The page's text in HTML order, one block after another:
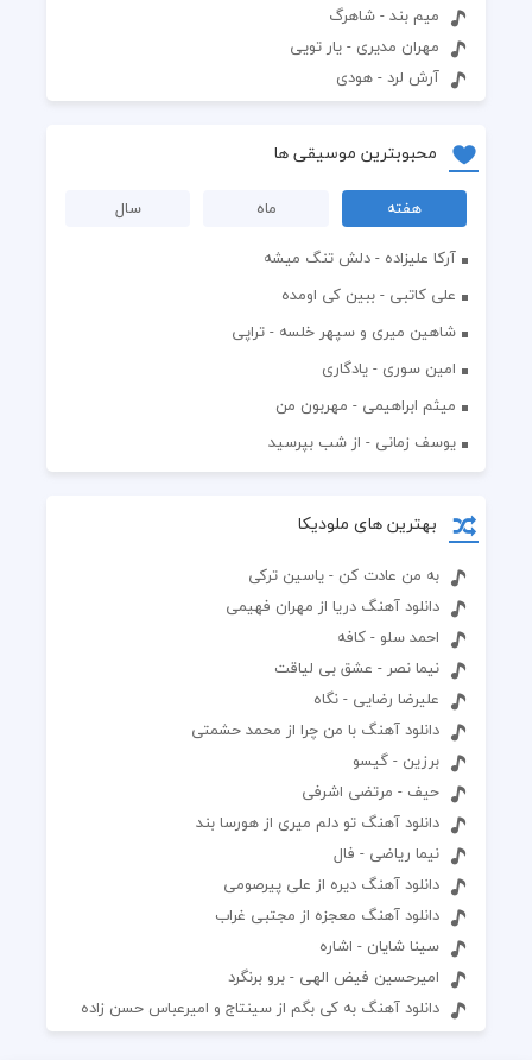
میم بند - شاهرگ
مهران مدیری - یار تویی
آرش لرد - هودی
محبوبترین موسیقی ها
هفته ماه
سال
آرکا علیزاده - دلش تنگ میشه
علی کاتبی - ببین کی اومده
شاهین میری و سپهر خلسه - تراپی
امین سوری - یادگاری
میثم ابراهیمی - مهربون من
یوسف زمانی - از شب بپرسید
بهترین های ملودیکا
به من عادت کن - یاسین ترکی
دانلود آهنگ دریا از مهران فهیمی
احمد سلو - کافه
نیما نصر - عشق بی لیاقت
علیرضا رضایی - نگاه
دانلود آهنگ با من چرا از محمد حشمتی
برزین - گیسو
حیف - مرتضی اشرفی
دانلود آهنگ تو دلم میری از هورسا بند
نیما ریاضی - فال
دانلود آهنگ دیره از علی پیرصومی
دانلود آهنگ معجزه از مجتبی غراب
سینا شایان - اشاره
امیرحسین فیض الهی - برو برنگرد
دانلود آهنگ به کی بگم از سینتاج و امیرعباس حسن زاده